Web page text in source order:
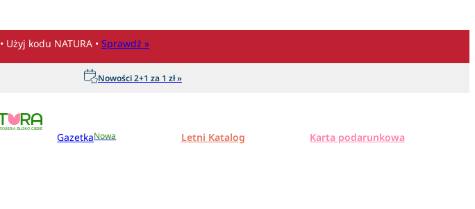
• Użyj kodu NATURA • Sprawdź »
Nowości 2+1 za 1 zł »
GazetkaNowa Letni Katalog Karta podarunkowa